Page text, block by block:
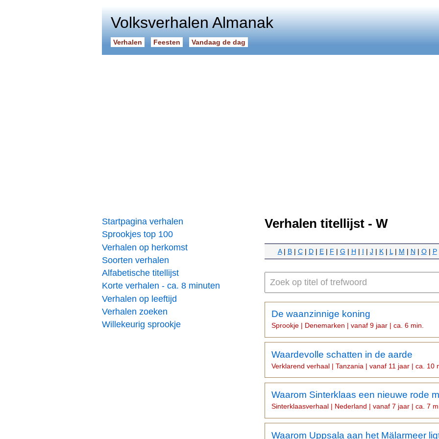
Volksverhalen Almanak
Verhalen Feesten Vandaag de dag
Startpagina verhalen
Sprookjes top 100
Verhalen op herkomst
Soorten verhalen
Alfabetische titellijst
Korte verhalen - ca. 8 minuten
Verhalen op leeftijd
Verhalen zoeken
Willekeurig sprookje
Verhalen titellijst - W
A| B| C| D| E| F | G | H | I | J | K| L | M | N | O| P
De waanzinnige koning
Sprookje | Denemarken | vanaf 9 jaar | ca. 6 min.
Waardevolle schatten in de aarde
Verklarend verhaal | Tanzania | vanaf 11 jaar | ca. 10
Waarom Sinterklaas een nieuwe rode
Sinterklaasverhaal | Nederland | vanaf 7 jaar | ca. 7
Waarom Uppsala aan het Mälarmeer